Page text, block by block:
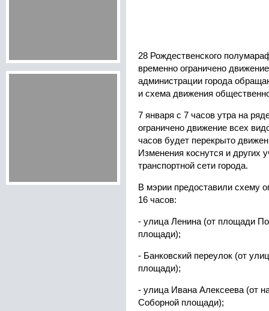
28 Рождественского
временно ограничено
администрации города
и схема движения
7 января с 7 часов утра на
ограничено движение всех
часов будет перекрыто
Изменения коснутся и других
транспортной сети города.
В мэрии предоставили схему
16 часов:
- улица Ленина (от площади
площади);
- Банковский переулок (от
площади);
- улица Ивана Алексеева (от
Соборной площади);